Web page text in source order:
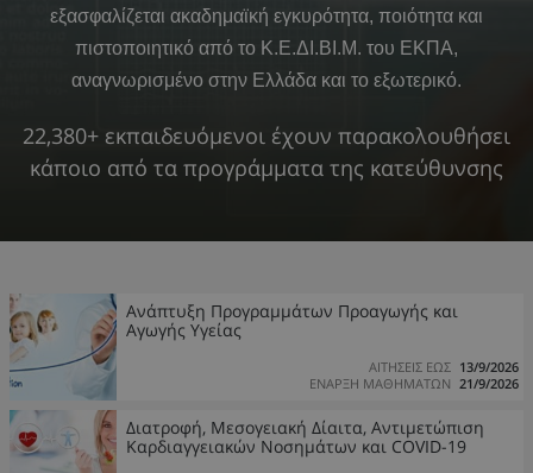
εξασφαλίζεται ακαδημαϊκή εγκυρότητα, ποιότητα και
πιστοποιητικό από το Κ.Ε.ΔΙ.ΒΙ.Μ. του ΕΚΠΑ,
αναγνωρισμένο στην Ελλάδα και το εξωτερικό.
22,380+ εκπαιδευόμενοι έχουν παρακολουθήσει
κάποιο από τα προγράμματα της κατεύθυνσης
Ανάπτυξη Προγραμμάτων Προαγωγής και
Αγωγής Υγείας
ΑΙΤΗΣΕΙΣ ΕΩΣ 13/9/2026
ΕΝΑΡΞΗ ΜΑΘΗΜΑΤΩΝ 21/9/2026
Διατροφή, Μεσογειακή Δίαιτα, Αντιμετώπιση
Καρδιαγγειακών Νοσημάτων και COVID-19